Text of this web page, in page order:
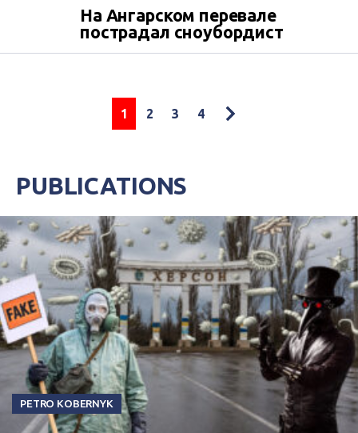
На Ангарском перевале
пострадал сноубордист
1 2 3 4
PUBLICATIONS
PETRO KOBERNYK